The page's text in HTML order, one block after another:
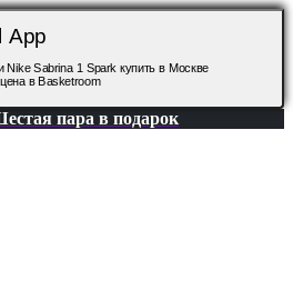
App
Nike Sabrina 1 Spark купить в Москве
в Basketroom
пара в подарок